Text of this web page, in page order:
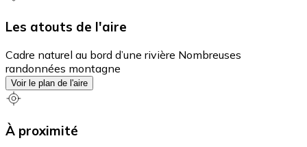
Les atouts de l'aire
Cadre naturel au bord d’une rivière Nombreuses
randonnées montagne
Voir le plan de l'aire
À proximité